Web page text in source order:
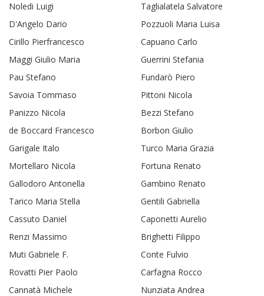
Noledi Luigi
Taglialatela Salvatore
D'Angelo Dario
Pozzuoli Maria Luisa
Cirillo Pierfrancesco
Capuano Carlo
Maggi Giulio Maria
Guerrini Stefania
Pau Stefano
Fundarò Piero
Savoia Tommaso
Pittoni Nicola
Panizzo Nicola
Bezzi Stefano
de Boccard Francesco
Borbon Giulio
Garigale Italo
Turco Maria Grazia
Mortellaro Nicola
Fortuna Renato
Gallodoro Antonella
Gambino Renato
Tarico Maria Stella
Gentili Gabriella
Cassuto Daniel
Caponetti Aurelio
Renzi Massimo
Brighetti Filippo
Muti Gabriele F.
Conte Fulvio
Rovatti Pier Paolo
Carfagna Rocco
Cannatà Michele
Nunziata Andrea